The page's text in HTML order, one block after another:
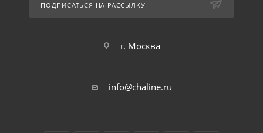
ПОДПИСАТЬСЯ НА РАССЫЛКУ
г. Москва
info@chaline.ru